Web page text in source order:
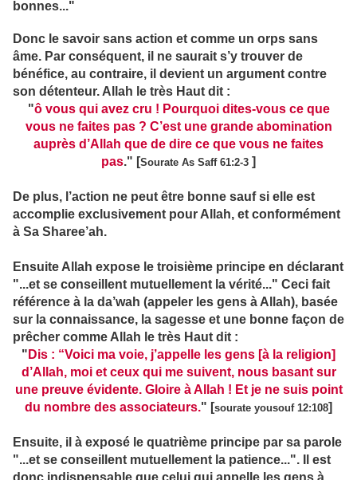
bonnes..."
Donc le savoir sans action et comme un orps sans
âme. Par conséquent, il ne saurait s’y trouver de
bénéfice, au contraire, il devient un argument contre
son détenteur. Allah le très Haut dit :
"ô vous qui avez cru ! Pourquoi dites-vous ce que
vous ne faites pas ? C’est une grande abomination
auprès d’Allah que de dire ce que vous ne faites
pas." [Sourate As Saff 61:2-3 ]
De plus, l’action ne peut être bonne sauf si elle est
accomplie exclusivement pour Allah, et conformément
à Sa Sharee’ah.
Ensuite Allah expose le troisième principe en déclarant
"...et se conseillent mutuellement la vérité..." Ceci fait
référence à la da’wah (appeler les gens à Allah), basée
sur la connaissance, la sagesse et une bonne façon de
prêcher comme Allah le très Haut dit :
" Dis : “Voici ma voie, j’appelle les gens [à la religion]
d’Allah, moi et ceux qui me suivent, nous basant sur
une preuve évidente. Gloire à Allah ! Et je ne suis point
du nombre des associateurs." [sourate yousouf 12:108]
Ensuite, il à exposé le quatrième principe par sa parole
"...et se conseillent mutuellement la patience...". Il est